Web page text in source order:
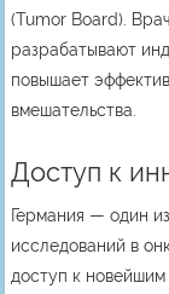
(Tumor Board).
разрабатывают
повышает
вмешательства.
Доступ к
Германия — один
исследований в
доступ к